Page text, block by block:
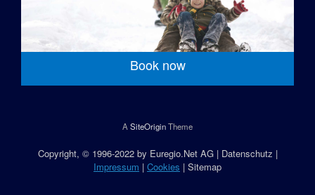
Book now
A SiteOriginTheme
Copyright, © 1996-2022 by Euregio.Net AG| Datenschutz |
Impressum | Cookies | Sitemap